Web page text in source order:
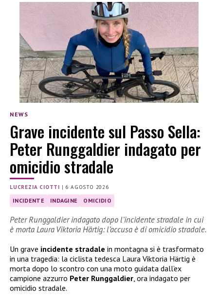
NEWS
Grave incidente sul Passo Sella:
Peter Runggaldier indagato per
omicidio stradale
LUCREZIA CIOTTI | 6 AGOSTO 2026
INCIDENTE INDAGINE OMICIDIO
Peter Runggaldier indagato dopo l’incidente stradale in cui
è morta Laura Viktoria Härtig: l’accusa è di omicidio stradale.
Un grave incidente stradale in montagna si è trasformato
in una tragedia: la ciclista tedesca Laura Viktoria Härtig è
morta dopo lo scontro con una moto guidata dall’ex
campione azzurro Peter Runggaldier, ora indagato per
omicidio stradale.